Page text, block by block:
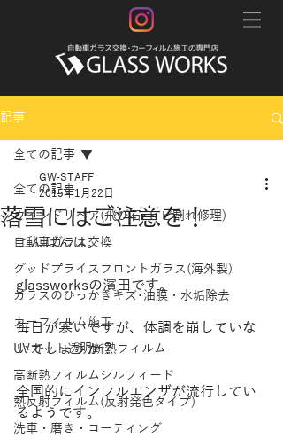
記事
全ての記事
ウインドリペア(飛び石･ヒビ割れ修理)
自動車ガラス交換
グッドプライスフロントガラス(海外製)
ガラスのひっかきキズ･油膜・水垢除去
カーフィルム施工
UVカット透明断熱フィルム
高断熱フィルムシルフィード
熱反射フィルム(反射発色タイプ)
洗車・磨き・コーティング
全ての記事
落雪にはご注意を！
GW-STAFF
2015年1月22日
こんばんは。
glassworksの濱田です。
毎日が寒いですが、体調を崩していな
いでしょうか？
全国的にインフルエンザが流行してい
るようです。